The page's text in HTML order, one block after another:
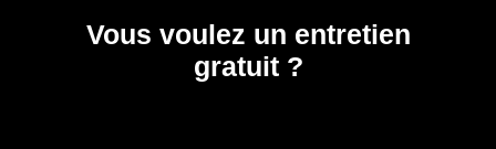
Vous voulez un entretien
gratuit ?